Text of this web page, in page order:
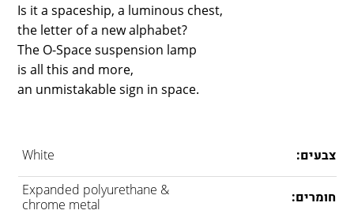
Is it a spaceship, a luminous chest,
the letter of a new alphabet?
The O-Space suspension lamp
is all this and more,
an unmistakable sign in space.
צבעים: White
חומרים:
Expanded polyurethane &
chrome metal